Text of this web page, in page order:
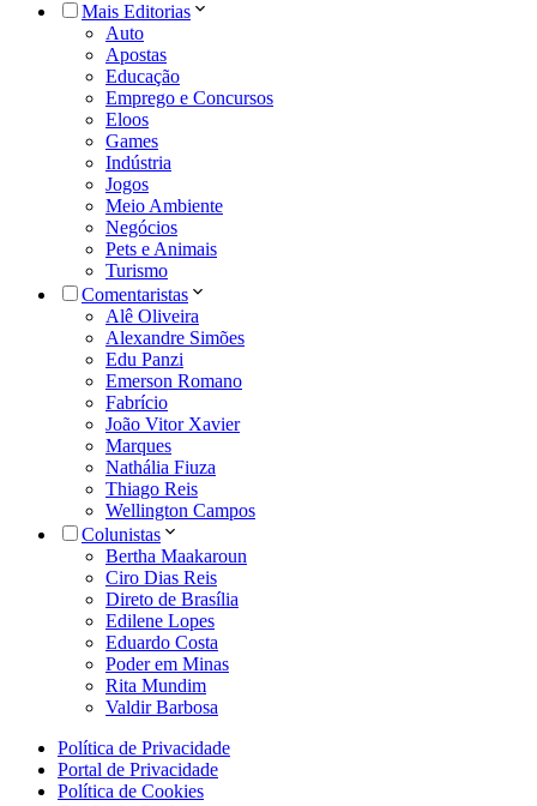
Mais Editorias
Auto
Apostas
Educação
Emprego e Concursos
Eloos
Games
Indústria
Jogos
Meio Ambiente
Negócios
Pets e Animais
Turismo
Comentaristas
Alê Oliveira
Alexandre Simões
Edu Panzi
Emerson Romano
Fabrício
João Vitor Xavier
Marques
Nathália Fiuza
Thiago Reis
Wellington Campos
Colunistas
Bertha Maakaroun
Ciro Dias Reis
Direto de Brasília
Edilene Lopes
Eduardo Costa
Poder em Minas
Rita Mundim
Valdir Barbosa
Política de Privacidade
Portal de Privacidade
Política de Cookies